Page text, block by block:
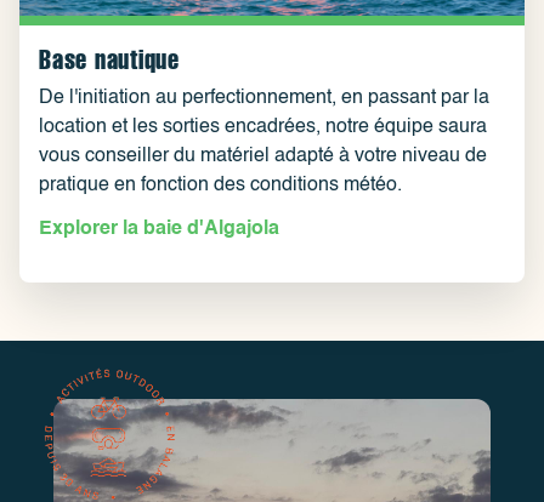
Base nautique
De l'initiation au perfectionnement, en passant par la
location et les sorties encadrées, notre équipe saura
vous conseiller du matériel adapté à votre niveau de
pratique en fonction des conditions météo.
Explorer la baie d'Algajola